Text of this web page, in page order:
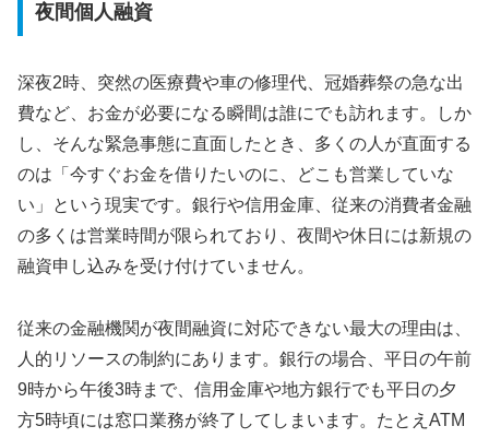
夜間個人融資
深夜2時、突然の医療費や車の修理代、冠婚葬祭の急な出
費など、お金が必要になる瞬間は誰にでも訪れます。しか
し、そんな緊急事態に直面したとき、多くの人が直面する
のは「今すぐお金を借りたいのに、どこも営業していな
い」という現実です。銀行や信用金庫、従来の消費者金融
の多くは営業時間が限られており、夜間や休日には新規の
融資申し込みを受け付けていません。
従来の金融機関が夜間融資に対応できない最大の理由は、
人的リソースの制約にあります。銀行の場合、平日の午前
9時から午後3時まで、信用金庫や地方銀行でも平日の夕
方5時頃には窓口業務が終了してしまいます。たとえATM